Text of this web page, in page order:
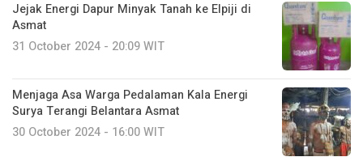
Jejak Energi Dapur Minyak Tanah ke Elpiji di
Asmat
31 October 2024 - 20:09 WIT
Menjaga Asa Warga Pedalaman Kala Energi
Surya Terangi Belantara Asmat
30 October 2024 - 16:00 WIT